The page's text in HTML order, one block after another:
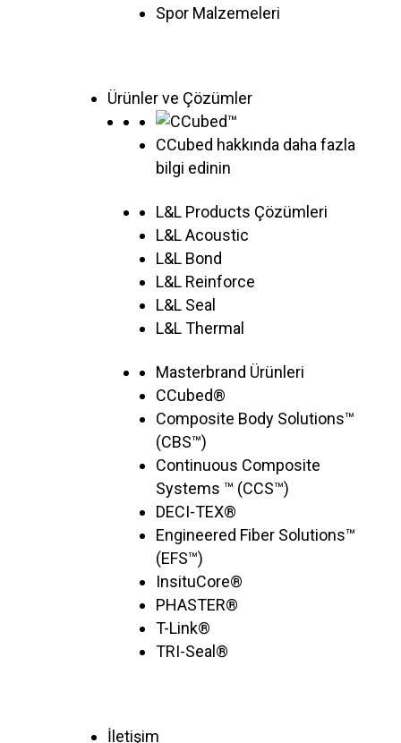
Spor Malzemeleri
Ürünler ve Çözümler
CCubed hakkında daha fazla
bilgi edinin
L&L Products Çözümleri
L&L Acoustic
L&L Bond
L&L Reinforce
L&L Seal
L&L Thermal
Masterbrand Ürünleri
CCubed®
Composite Body Solutions™
(CBS™)
Continuous Composite
Systems ™ (CCS™)
DECI-TEX®
Engineered Fiber Solutions™
(EFS™)
InsituCore®
PHASTER®
T-Link®
TRI-Seal®
İletişim